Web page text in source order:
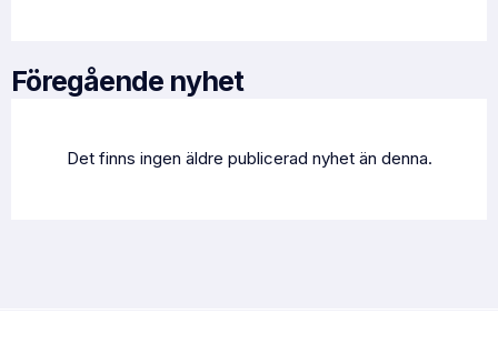
Föregående nyhet
Det finns ingen äldre publicerad nyhet än denna.